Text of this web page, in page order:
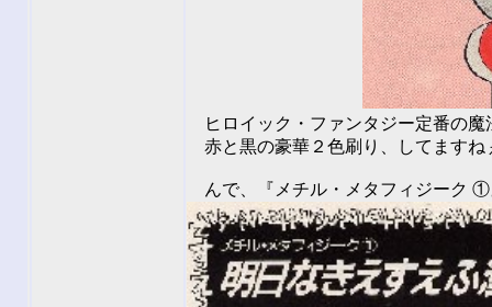
ヒロイック・ファンタジー定番の魔
赤と黒の豪華２色刷り、してますね
んで、『メチル・メタフィジーク ①